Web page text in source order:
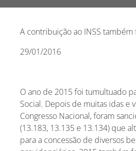
A contribuição ao INSS também
29/01/2016
O ano de 2015 foi tumultuado
Social. Depois de muitas idas e
Congresso Nacional, foram
(13.183, 13.135 e 13.134) que
para a concessão de diversos